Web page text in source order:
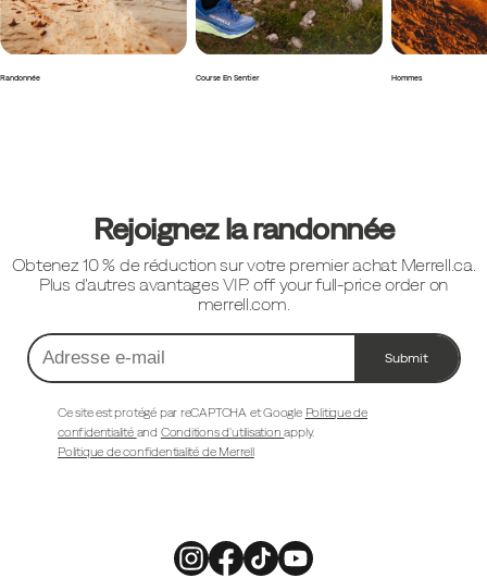
Randonnée Course En Sentier Hommes
page
Rejoignez la randonnée
Obtenez 10 % de réduction sur votre premier achat Merrell.ca.
Plus d'autres avantages VIP. off your full-price order on
merrell.com.
Adresse
e-
mail
Submit
Ce site est protégé par reCAPTCHA et Google Politique de
confidentialité and Conditions d'utilisationapply.
Politique de confidentialité de Merrell